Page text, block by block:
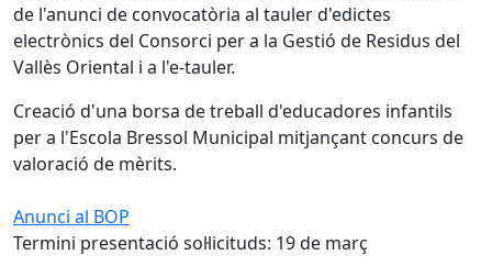
de l'anunci de convocatòria al tauler d'edictes
electrònics del Consorci per a la Gestió de Residus del
Vallès Oriental i a l'e-tauler.
Creació d'una borsa de treball d'educadores infantils
per a l'Escola Bressol Municipal mitjançant concurs de
valoració de mèrits.
Anunci al BOP
Termini presentació sol·licituds: 19 de març